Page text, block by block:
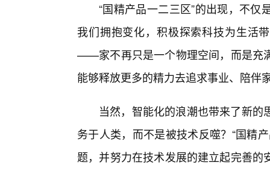
“国精产品一二三区”的出现，不
我们拥抱变化，积极探索科技为生活
——家不再只是一个物理空间，而是充
能够释放更多的精力去追求事业、陪伴
当然，智能化的浪潮也带来了新
务于人类，而不是被技术反噬？“国精
题，并努力在技术发展的建立起完善